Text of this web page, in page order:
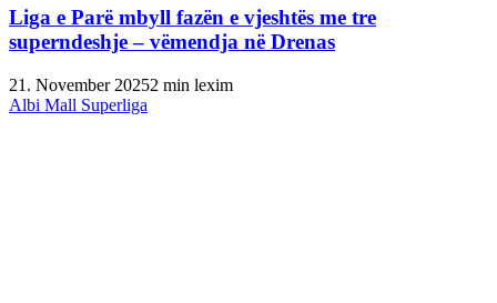
Liga e Parë mbyll fazën e vjeshtës me tre
superndeshje – vëmendja në Drenas
21. November 20252 min lexim
Albi Mall Superliga